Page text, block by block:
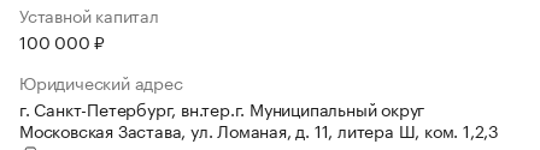
Уставной капитал
100 000 ₽
Юридический адрес
г. Санкт-Петербург, вн.тер.г. Муниципальный округ
Московская Застава, ул. Ломаная, д. 11, литера Ш, ком. 1,2,3